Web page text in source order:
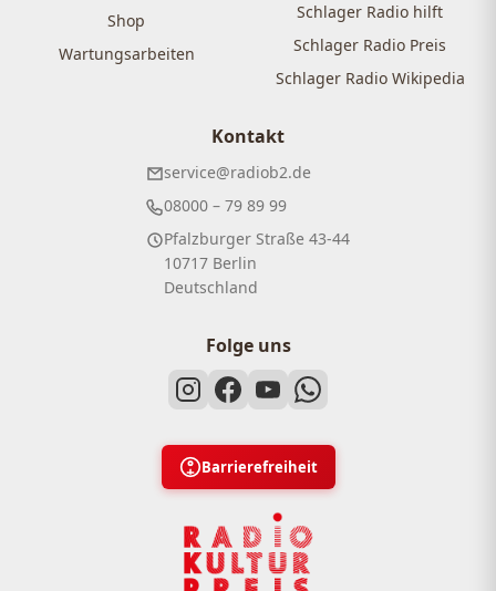
Shop
Wartungsarbeiten
Schlager Radio hilft
Schlager Radio Preis
Schlager Radio Wikipedia
Kontakt
service@radiob2.de
08000 – 79 89 99
Pfalzburger Straße 43-44
10717 Berlin
Deutschland
Folge uns
Barrierefreiheit